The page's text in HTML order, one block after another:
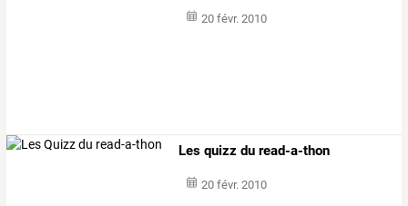
20 févr. 2010
Les quizz du read-a-thon
20 févr. 2010